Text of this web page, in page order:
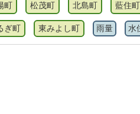
町 松茂町 北島町 藍住町
ぎ町 東みよし町 雨量 水